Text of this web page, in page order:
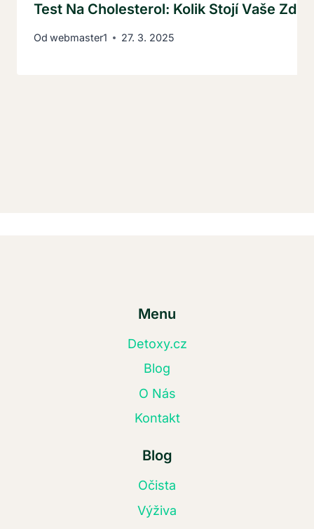
Test Na Cholesterol: Kolik Stojí Vaše
Od webmaster1 27. 3. 2025
Menu
Detoxy.cz
Blog
O Nás
Kontakt
Blog
Očista
Výživa